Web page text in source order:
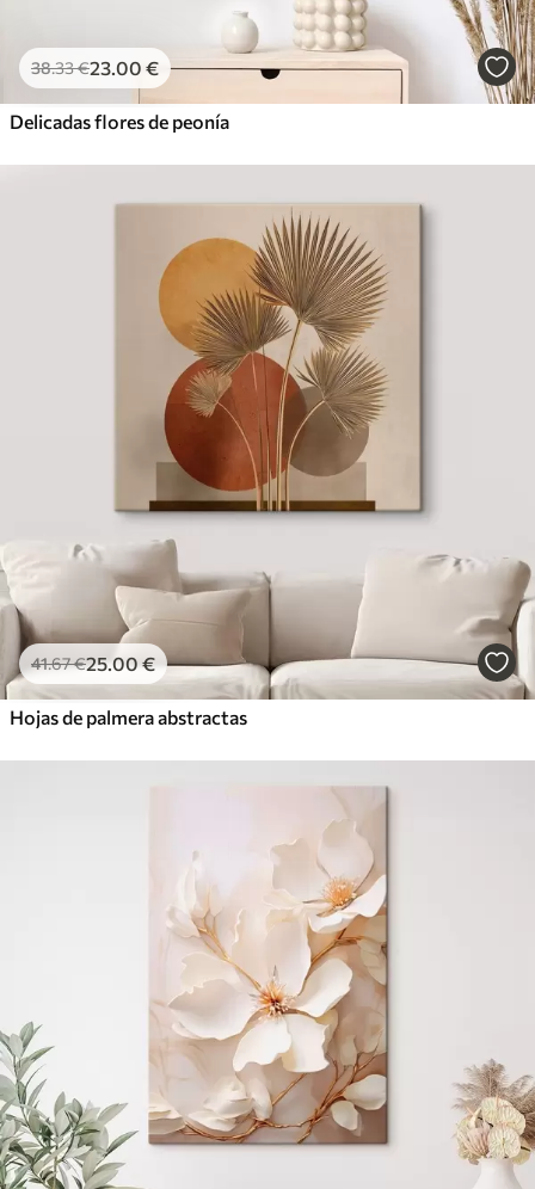
38.33€23.00 €
Delicadas flores de peonía
41.67€25.00€
Hojas de palmera abstractas